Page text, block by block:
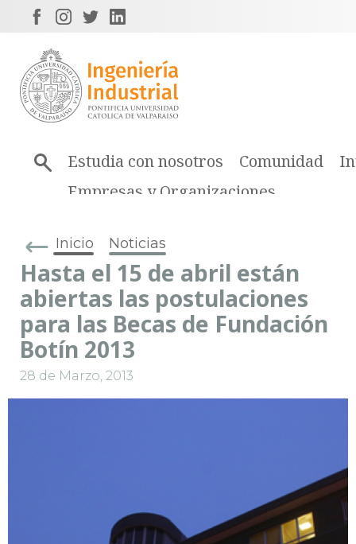
Estudia con nosotros Comunidad
Empresas y Organizaciones
Inicio Noticias
Hasta el 15 de abril están
abiertas las postulaciones
para las Becas de Fundación
Botín 2013
28 de Marzo, 2013